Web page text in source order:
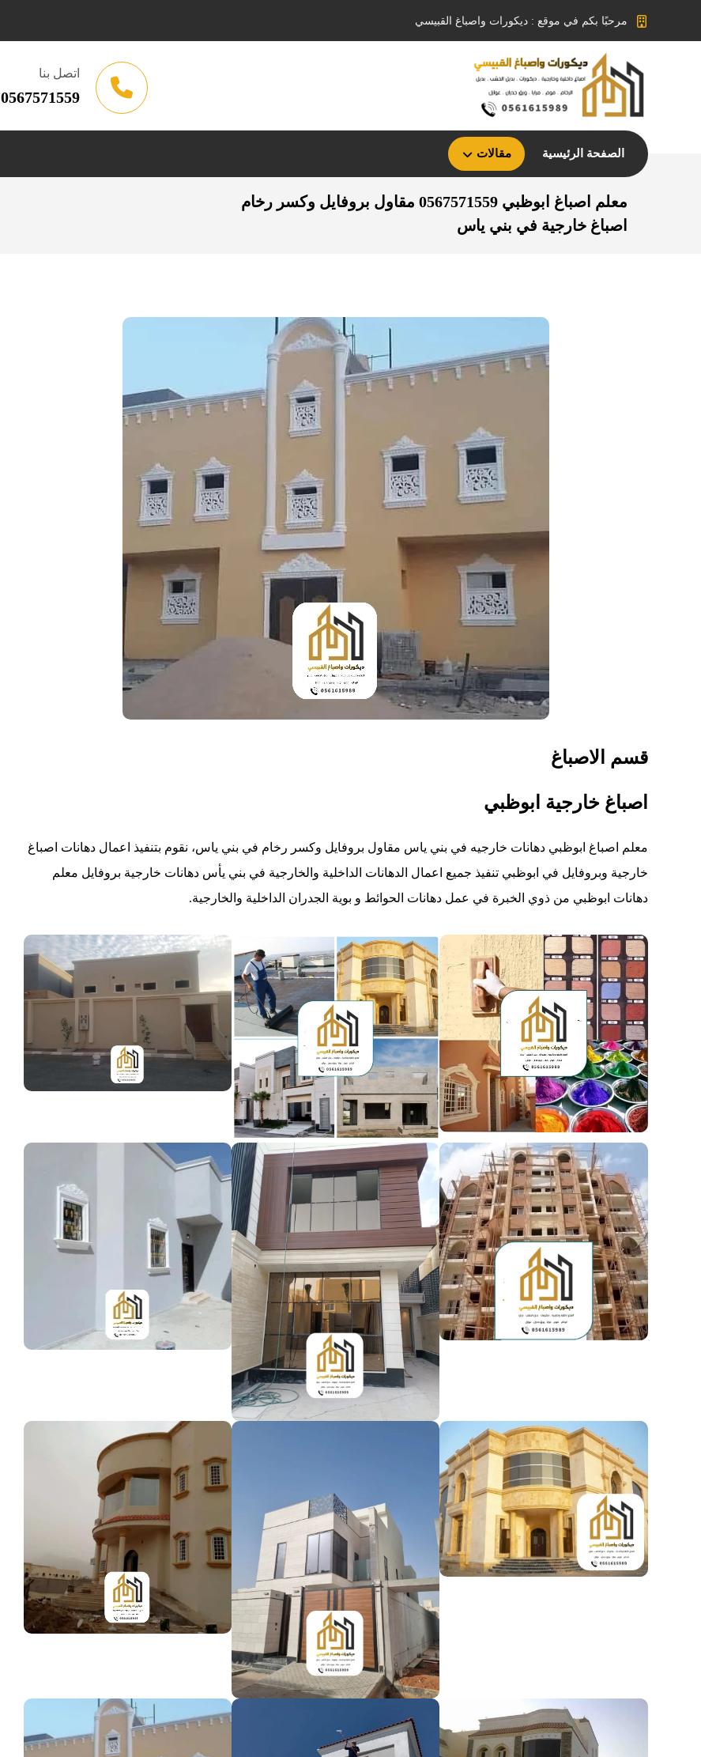
مرحبًا بكم في موقع : ديكورات واصباغ القبيسي
اتصل بنا
0567571559
الصفحة الرئيسية مقالات
معلم اصباغ ابوظبي 0567571559 مقاول بروفايل وكسر رخام
اصباغ خارجية في بني ياس
قسم الاصباغ
اصباغ خارجية ابوظبي
معلم اصباغ ابوظبي دهانات خارجيه في بني ياس مقاول بروفايل وكسر رخام في بني ياس، نقوم بتنفيذ اعمال دهانات اصباغ
خارجية وبروفايل في ابوظبي تنفيذ جميع اعمال الدهانات الداخلية والخارجية في بني يأس دهانات خارجية بروفايل معلم
دهانات ابوظبي من ذوي الخبرة في عمل دهانات الحوائط و بوية الجدران الداخلية والخارجية.